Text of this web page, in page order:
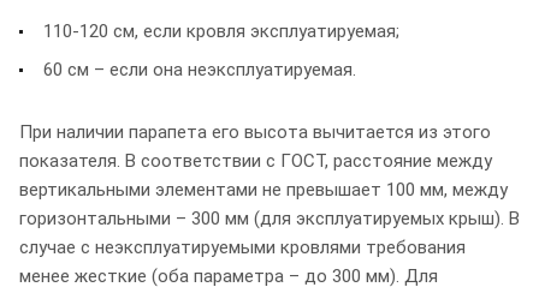
110-120 см, если кровля эксплуатируемая;
60 см – если она неэксплуатируемая.
При наличии парапета его высота вычитается из этого
показателя. В соответствии с ГОСТ, расстояние между
вертикальными элементами не превышает 100 мм, между
горизонтальными – 300 мм (для эксплуатируемых крыш). В
случае с неэксплуатируемыми кровлями требования
менее жесткие (оба параметра – до 300 мм). Для